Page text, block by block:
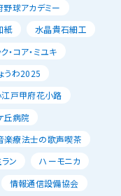
野球アカデミー
紙
水晶貴石細工
・コア・ミユキ
うわ2025
江戸甲府花小路
丘病院
楽療法士の歌声喫茶
ン
ハーモニカ
情報通信設備協会